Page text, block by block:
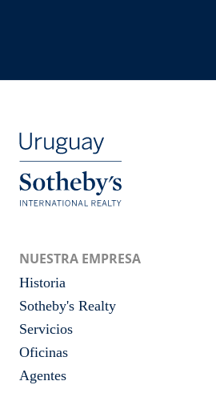
NUESTRA EMPRESA
Historia
Sotheby's Realty
Servicios
Oficinas
Agentes